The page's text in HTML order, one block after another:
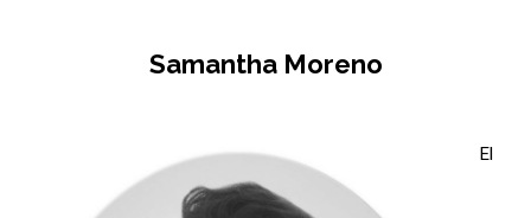
Samantha Moreno
El